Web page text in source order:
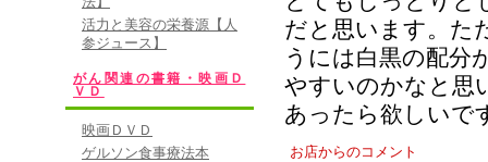
活力と美容の栄養源【人
参ジュース】
がん関連の書籍・映画Ｄ
ＶＤ
映画ＤＶＤ
ゲルソン食事療法本
だと思います。た
うには白黒の配分
やすいのかなと思
あったら欲しいで
お店からのコメント